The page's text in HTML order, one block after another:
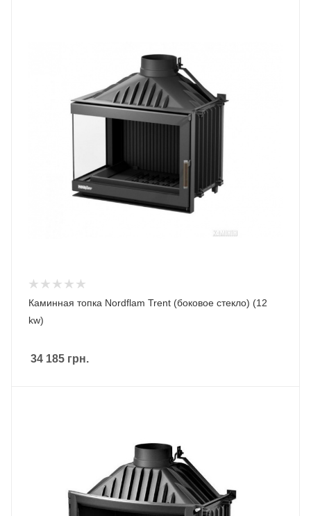
Каминная топка Nordflam Trent (боковое стекло) (12
kw)
34 185 грн.